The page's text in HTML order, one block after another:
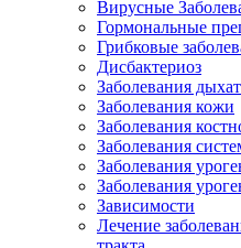
Вирусные
Гормональные
Грибковые
Дисбактериоз
Заболевания
Заболевания кожи
Заболевания
Заболевания
Заболевания
Заболевания
Зависимости
Лечение